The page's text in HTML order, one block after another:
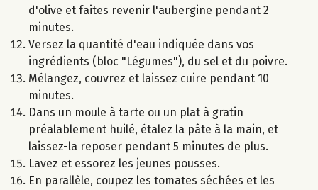
d'olive et faites revenir l'aubergine pendant 2
minutes.
Versez la quantité d'eau indiquée dans vos
ingrédients (bloc "Légumes"), du sel et du poivre.
Mélangez, couvrez et laissez cuire pendant 10
minutes.
Dans un moule à tarte ou un plat à gratin
préalablement huilé, étalez la pâte à la main, et
laissez-la reposer pendant 5 minutes de plus.
Lavez et essorez les jeunes pousses.
En parallèle, coupez les tomates séchées et les